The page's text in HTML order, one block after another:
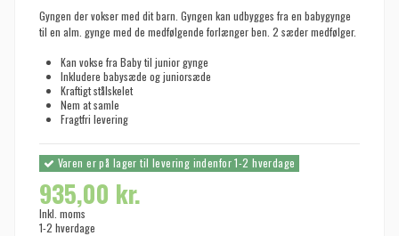
Gyngen der vokser med dit barn. Gyngen kan udbygges fra en babygynge
til en alm. gynge med de medfølgende forlænger ben. 2 sæder medfølger.
Kan vokse fra Baby til junior gynge
Inkludere babysæde og juniorsæde
Kraftigt stålskelet
Nem at samle
Fragtfri levering
Varen er på lager til levering indenfor 1-2 hverdage
935,00 kr.
Inkl. moms
1-2 hverdage